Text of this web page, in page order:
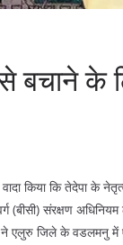
बचाने के
किया कि तेदेपा के
(बीसी) संरक्षण
एलुरु जिले के वडलमनु में